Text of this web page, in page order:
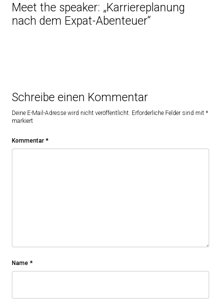
Meet the speaker: „Karriereplanung
nach dem Expat-Abenteuer“
Schreibe einen Kommentar
Deine E-Mail-Adresse wird nicht veröffentlicht. Erforderliche Felder sind mit *
markiert
Kommentar *
Name *